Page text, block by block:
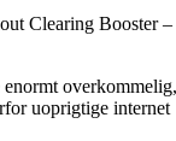
Clearing Booster
uoprigtige internet